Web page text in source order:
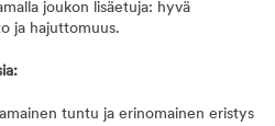
joukon lisäetuja: hyvä
ja hajuttomuus.
tuntu ja erinomainen eristys